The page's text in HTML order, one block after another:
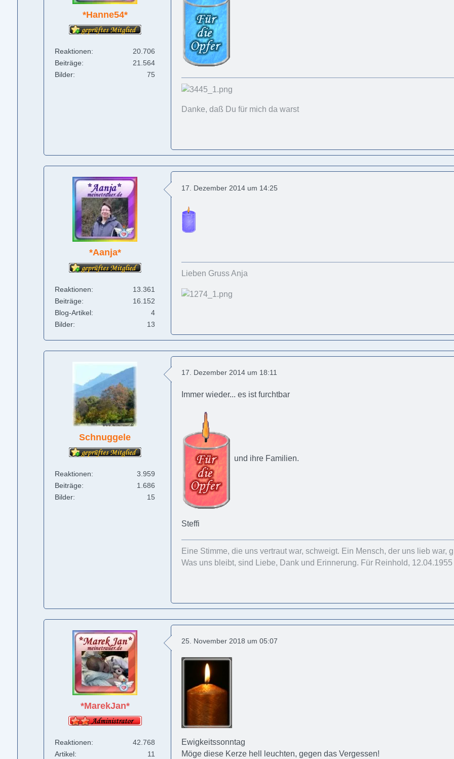
*Hanne54*
Reaktionen
20.706
Beiträge
21.564
Bilder
75
Danke, daß Du für mich da warst
*Aanja*
Reaktionen
13.361
Beiträge
16.152
Blog-Artikel
4
Bilder
13
17. Dezember 2014 um 14:25
Lieben Gruss Anja
Schnuggele
Reaktionen
3.959
Beiträge
1.686
Bilder
15
17. Dezember 2014 um 18:11
Immer wieder... es ist furchtbar
und ihre Familien.
Steffi
Eine Stimme, die uns vertraut war, schweigt. Ein Mensch, der uns lieb war,
Was uns bleibt, sind Liebe, Dank und Erinnerung. Für Reinhold,
*MarekJan*
Reaktionen
42.768
Artikel
11
25. November 2018 um 05:07
Ewigkeitssonntag
Möge diese Kerze hell leuchten, gegen das Vergessen!